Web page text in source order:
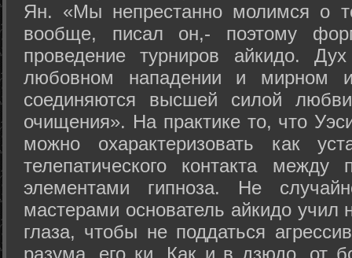
Ян. «Мы непрестанно молимся о
вообще, писал он,- поэтому
проведение турниров айкидо.
любовном нападении и мирном
соединяются высшей силой
очищения». На практике то, что
можно охарактеризовать как
телепатического контакта между
элементами гипноза. Не
мастерами основатель айкидо учил
глаза, чтобы не поддаться
разума, его ки. Как и в дзюдо, от